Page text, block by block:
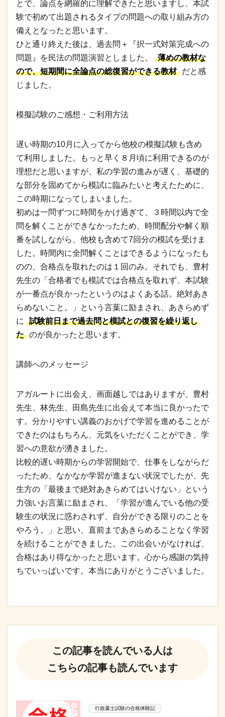
とで、論点を網羅的に理解できたと思いますし、本試
験で初めて出題されるタイプの問題への取り組み方の
備えとなったと思います。
ひと通り終えた後は、過去問＋『択一式対策完成への
問題』を民法の問題演習としました。
薄めの教材な
ので、短期間に全論点の総復習ができる教材
だと感
じました。
模擬試験のご感想・ご利用方法
遅い時期の10月に入ってから他校の模擬試験も含め
て利用しました。もっと早く８月頃に利用できるのが
理想だと思いますが、私の学習の進みが遅く、基礎的
な部分を固めてから模試に臨みたいと考えたために、
この時期になってしまいました。
初めは一問ずつに時間をかけ過ぎて、３時間以内で全
問を解くことができなかったため、時間配分や解く順
番を試しながら、他校も含めて7回分の模試を受けま
した。時間内に全問解くことはできるようになったも
のの、合格点を取れたのは１回のみ。それでも、豊村
先生の「合格者でも模試では合格点を取れず、本試験
が一番点が良かったというのはよくある話。絶対あき
らめないこと。」という言葉に励まされ、あきらめず
に
試験前日まで過去問と模試との復習を繰り返し
た のが良かったと思います。
講師へのメッセージ
アガルートに出会え、画面越しではありますが、豊村
先生、林先生、田島先生に出会えて本当に良かったで
す。分かりやすい講義のおかげで学習を進めることが
できたのはもちろん、元気をいただくことができ、学
習への意欲が湧きました。
比較的遅い時期からの学習開始で、仕事をしながらだ
ったため、なかなか学習が進まない状況でしたが、先
生方の「最後まで絶対あきらめてはいけない」という
力強いお言葉に励まされ、「学習が進んでいる他の受
験生の状況に惑わされず、自分ができる限りのことを
やろう。」と思い、直前まであきらめることなく学習
を続けることができました。この出会いがなければ、
合格はあり得なかったと思います。心から感謝の気持
ちでいっぱいです。本当にありがとうございました。
この記事を読んでいる人は
こちらの記事も読んでいます
行政書士試験の合格体験記